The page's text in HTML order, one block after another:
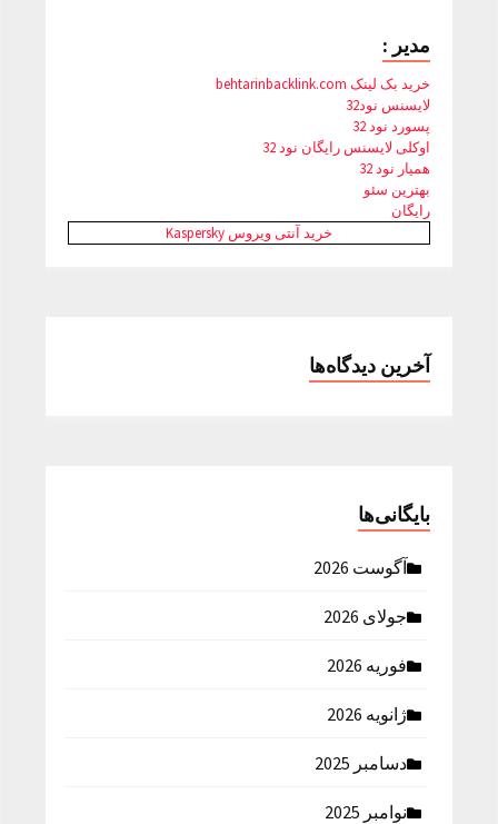
مدیر :
خرید بک لینک behtarinbacklink.com
لایسنس نود32
پسورد نود 32
اوکلی لایسنس رایگان نود 32
همیار نود 32
بهترین سئو
رایگان
خرید آنتی ویروس Kaspersky
آخرین دیدگاه‌ها
بایگانی‌ها
آگوست 2026
جولای 2026
فوریه 2026
ژانویه 2026
دسامبر 2025
نوامبر 2025